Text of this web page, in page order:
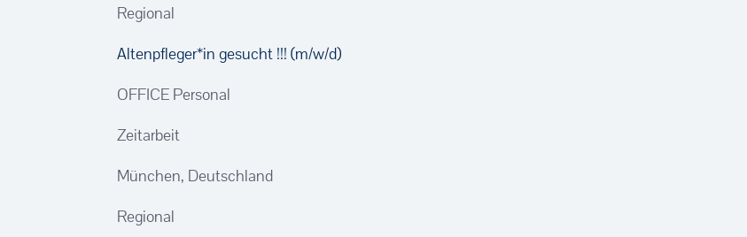
Regional
Altenpfleger*in gesucht !!! (m/w/d)
OFFICE Personal
Zeitarbeit
München, Deutschland
Regional